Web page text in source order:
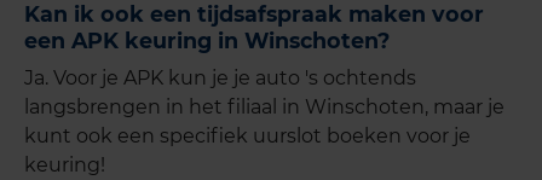
Kan ik ook een tijdsafspraak maken voor
een APK keuring in Winschoten?
Ja. Voor je APK kun je je auto 's ochtends
langsbrengen in het filiaal in Winschoten, maar je
kunt ook een specifiek uurslot boeken voor je
keuring!